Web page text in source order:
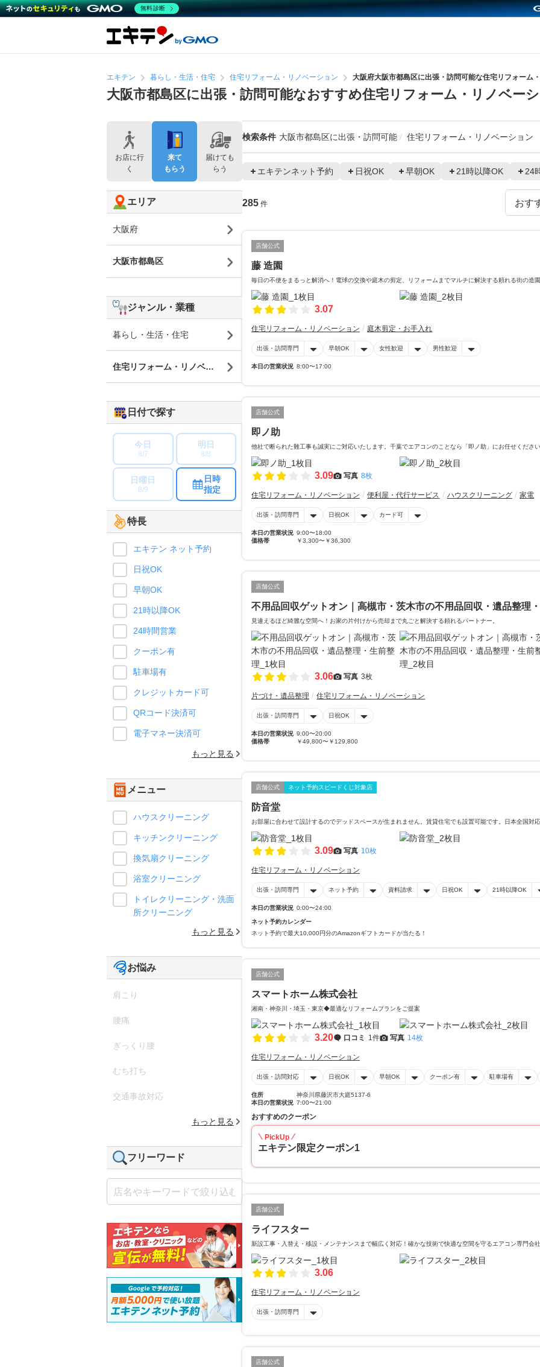
エキテン 暮らし・生活・住宅 住宅リフォーム・リノベーション 大阪府大阪市都島区に出張・訪問可能な住宅リフォーム
大阪市都島区に出張・訪問可能なおすすめ住宅リフォーム・リノベー
検索条件 大阪市都島区に出張・訪問可能 住宅リフォーム・リノベーション
エキテンネット予約 日祝OK 早朝OK 21時以降OK 24
285 件
店舗公式
藤 造園
毎日の不便をまるっと解消へ！電球の交換や庭木の剪定、リフォームまでマルチに解決する頼れる街の造
3.07
住宅リフォーム・リノベーション 庭木剪定・お手入れ
出張・訪問専門 早朝OK 女性歓迎 男性歓迎
本日の営業状況 8:00〜17:00
店舗公式
即ノ助
他社で断られた難工事も誠実にご対応いたします。千葉でエアコンのことなら「即ノ助」にお任せくださ
3.09 写真 8枚
住宅リフォーム・リノベーション 便利屋・代行サービス ハウスクリーニング 家電
出張・訪問専門 日祝OK カード可
本日の営業状況 9:00〜18:00
価格帯
￥3,300〜￥36,300
店舗公式
不用品回収ゲットオン｜高槻市・茨木市の不用品回収・遺品整理
見違えるほど綺麗な空間へ！お家の片付けから売却まで丸ごと解決する頼れるパートナー。
3.06 写真 3枚
片づけ・遺品整理 住宅リフォーム・リノベーション
出張・訪問専門 日祝OK
本日の営業状況 9:00〜20:00
価格帯
￥49,800〜￥129,800
店舗公式 ネット予約スピードくじ対象店
防音堂
お部屋に合わせて設計するのでデッドスペースが生まれません。賃貸住宅でも設置可能です。日本全国対
3.09 写真 10枚
住宅リフォーム・リノベーション
出張・訪問専門 ネット予約 資料請求 日祝OK 21時以降OK
本日の営業状況 0:00〜24:00
ネット予約カレンダー
ネット予約で最大10,000円分のAmazonギフトカードが当たる！
店舗公式
スマートホーム株式会社
湘南・神奈川・埼玉・東京◆最適なリフォームプランをご提案
3.20 口コミ 1件 写真 14枚
住宅リフォーム・リノベーション
出張・訪問対応 日祝OK 早朝OK クーポン有 駐車場有
住所
神奈川県藤沢市大庭5137-6
本日の営業状況 7:00〜21:00
おすすめのクーポン
PickUp
エキテン限定クーポン1
店舗公式
ライフスター
新設工事・入替え・移設・メンテナンスまで幅広く対応！確かな技術で快適な空間を守るエアコン専門会社
3.06
住宅リフォーム・リノベーション
出張・訪問専門
店舗公式
お店に行
く
来て
もらう
届けても
らう
エリア
大阪府
大阪市都島区
ジャンル・業種
暮らし・生活・住宅
住宅リフォーム・リノベーション
日付で探す
今日
8/7
明日
8/8
日曜日
8/9
日時
指定
特長
エキテン ネット予約
日祝OK
早朝OK
21時以降OK
24時間営業
クーポン有
駐車場有
クレジットカード可
QRコード決済可
電子マネー決済可
もっと見る
メニュー
ハウスクリーニング
キッチンクリーニング
換気扇クリーニング
浴室クリーニング
トイレクリーニング・洗面
所クリーニング
もっと見る
お悩み
肩こり
腰痛
ぎっくり腰
むち打ち
交通事故対応
もっと見る
フリーワード
無料診断